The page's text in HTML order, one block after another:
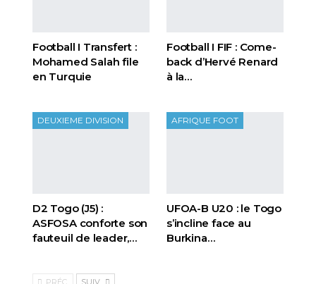
Football I Transfert :
Mohamed Salah file
en Turquie
Football I FIF : Come-
back d’Hervé Renard
à la…
DEUXIEME DIVISION
D2 Togo (J5) :
ASFOSA conforte son
fauteuil de leader,…
AFRIQUE FOOT
UFOA-B U20 : le Togo
s’incline face au
Burkina…
PRÉC. SUIV.